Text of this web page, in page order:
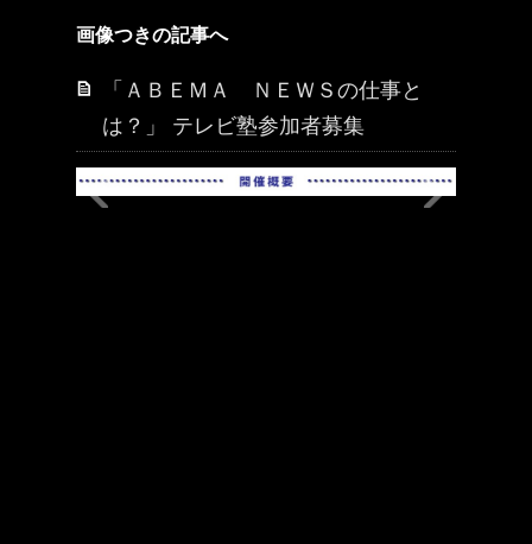
画像つきの記事へ
「ＡＢＥＭＡ ＮＥＷＳの仕事と
は？」 テレビ塾参加者募集